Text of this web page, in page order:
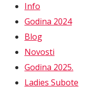
Info
Godina 2024
Blog
Novosti
Godina 2025.
Ladies Subote